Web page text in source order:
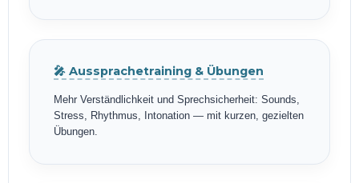
🎤 Aussprachetraining & Übungen
Mehr Verständlichkeit und Sprechsicherheit: Sounds,
Stress, Rhythmus, Intonation — mit kurzen, gezielten
Übungen.